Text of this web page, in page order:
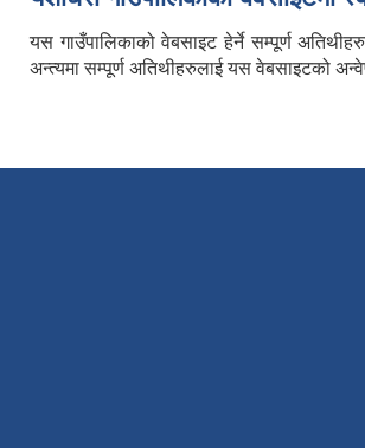
यस गाउँपालिकाको वेबसाइट हेर्ने सम्पूर्ण
अन्त्यमा सम्पूर्ण अतिथीहरुलाई यस वेबसाइटको